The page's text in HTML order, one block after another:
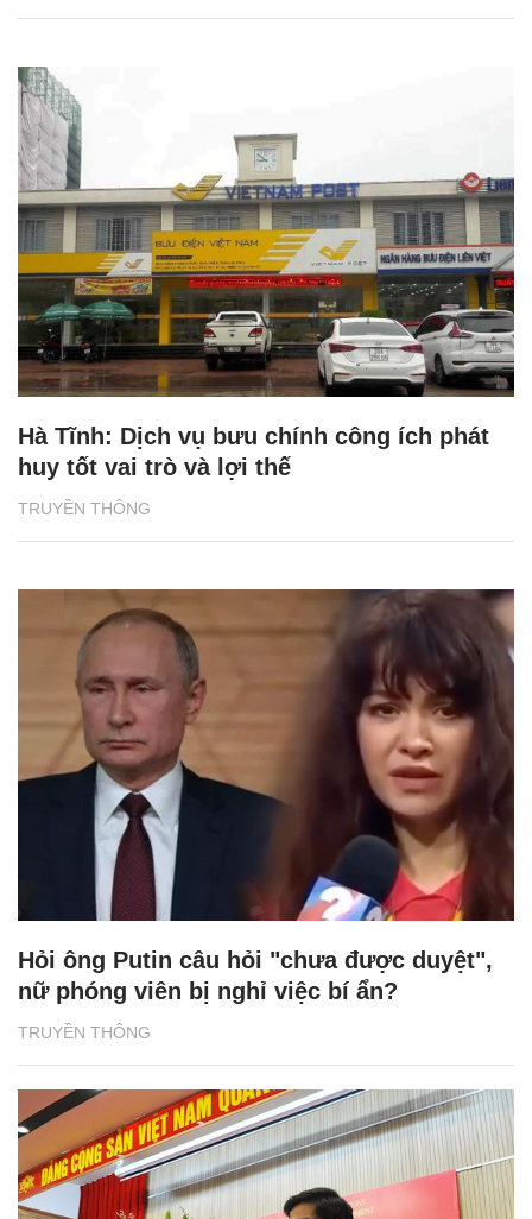
TRUYỀN THÔNG
Hà Tĩnh: Dịch vụ bưu chính công ích phát
huy tốt vai trò và lợi thế
TRUYỀN THÔNG
Hỏi ông Putin câu hỏi "chưa được duyệt",
nữ phóng viên bị nghỉ việc bí ẩn?